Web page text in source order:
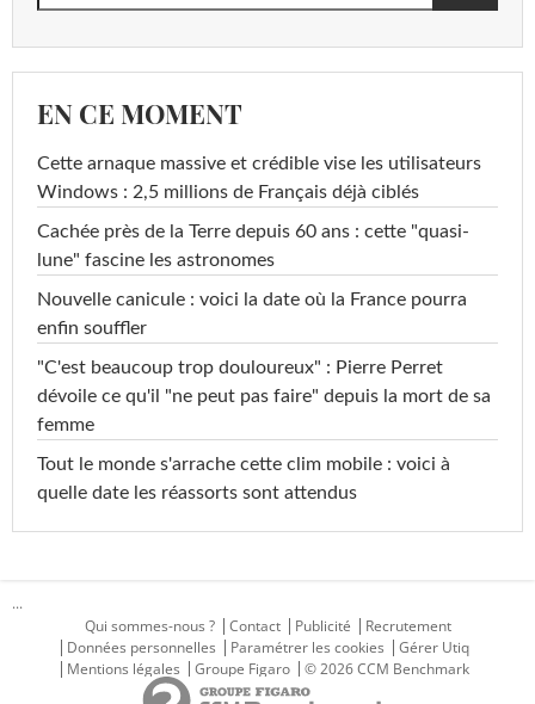
EN CE MOMENT
Cette arnaque massive et crédible vise les utilisateurs
Windows : 2,5 millions de Français déjà ciblés
Cachée près de la Terre depuis 60 ans : cette "quasi-
lune" fascine les astronomes
Nouvelle canicule : voici la date où la France pourra
enfin souffler
"C'est beaucoup trop douloureux" : Pierre Perret
dévoile ce qu'il "ne peut pas faire" depuis la mort de sa
femme
Tout le monde s'arrache cette clim mobile : voici à
quelle date les réassorts sont attendus
...
Qui sommes-nous ?
Contact Publicité
Recrutement
Données personnelles
Paramétrer les cookies
Gérer Utiq
Mentions légales
Groupe Figaro © 2026 CCM Benchmark